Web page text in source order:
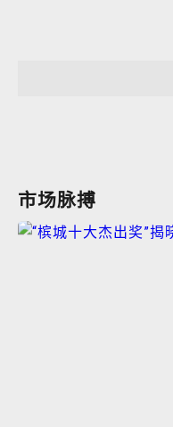
市场脉搏